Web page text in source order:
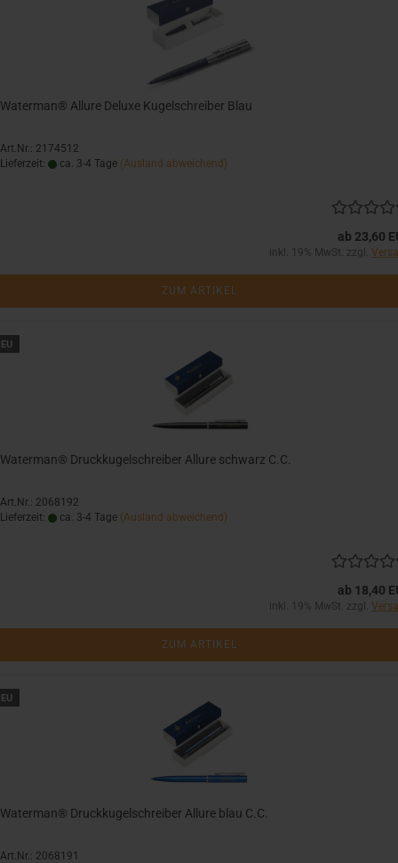
Waterman® Allure Deluxe Kugelschreiber Blau
Art.Nr.: 2174512
Lieferzeit:
ca. 3-4 Tage (Ausland abweichend)
ab 23,60
inkl. 19% MwSt. zzgl.
ZUM ARTIKEL
Waterman® Druckkugelschreiber Allure schwarz C.C.
Art.Nr.: 2068192
Lieferzeit:
ca. 3-4 Tage (Ausland abweichend)
ab 18,40
inkl. 19% MwSt. zzgl.
ZUM ARTIKEL
Waterman® Druckkugelschreiber Allure blau C.C.
Art.Nr.: 2068191